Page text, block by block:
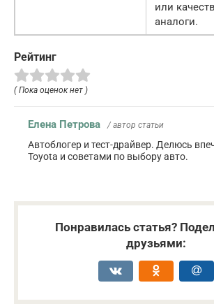
или
аналоги.
Рейтинг
( Пока оценок нет )
Елена Петрова / автор статьи
Автоблогер и тест-драйвер. Делюсь
Toyota и советами по выбору авто.
Понравилась статья?
друзьями: